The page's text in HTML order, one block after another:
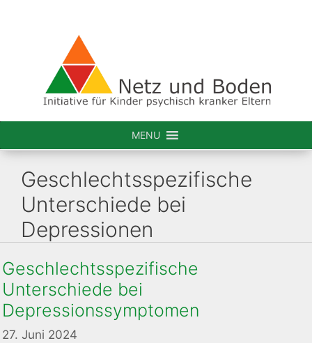
MENU
Geschlechtsspezifische
Unterschiede bei
Depressionen
Geschlechtsspezifische
Unterschiede bei
Depressionssymptomen
27. Juni 2024